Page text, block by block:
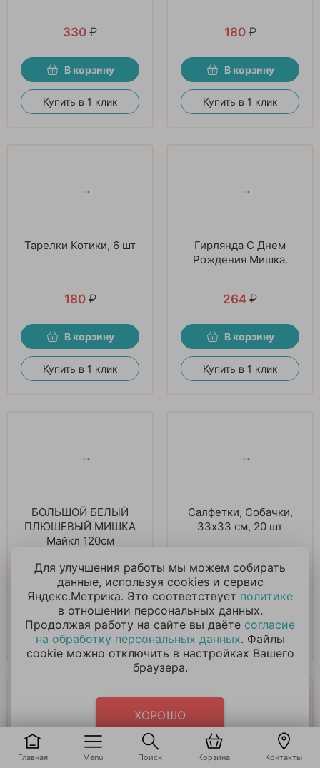
Главная Menu Поиск Корзина Контакты
330 ₽
В корзину
Купить в 1 клик
180 ₽
В корзину
Купить в 1 клик
Тарелки Котики, 6 шт
180 ₽
В корзину
Купить в 1 клик
Гирлянда С Днем
Рождения Мишка.
264 ₽
В корзину
Купить в 1 клик
БОЛЬШОЙ БЕЛЫЙ
ПЛЮШЕВЫЙ МИШКА
Майкл 120см
3 851₽
В корзину
Купить в 1 клик
Салфетки, Собачки,
33х33 см, 20 шт
180₽
В корзину
Купить в 1 клик
Для улучшения работы мы можем собирать
данные, используя cookies и сервис
Яндекс.Метрика. Это соответствует политике
в отношении персональных данных.
Продолжая работу на сайте вы даёте согласие
на обработку персональных данных. Файлы
cookie можно отключить в настройках Вашего
браузера.
ХОРОШО